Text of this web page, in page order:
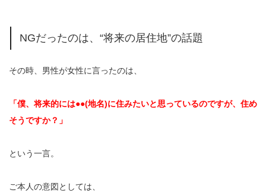
NGだったのは、“将来の居住地”の話題
その時、男性が女性に言ったのは、
「僕、将来的には●●(地名)に住みたいと思っているのですが、住め
そうですか？」
という一言。
ご本人の意図としては、